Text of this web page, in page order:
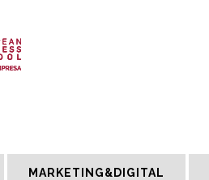
MARKETING&DIGITAL